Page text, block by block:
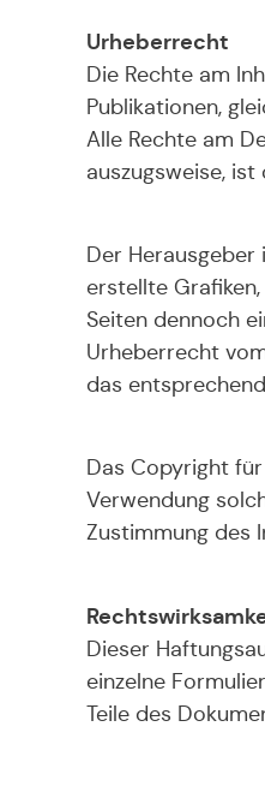
Urheberrecht
Die Rechte am
Publikationen,
Alle Rechte am
auszugsweise,
Der
erstellte
Seiten dennoch
Urheberrecht
das
Das Copyright
Verwendung
Zustimmung des
Dieser
einzelne
Teile des